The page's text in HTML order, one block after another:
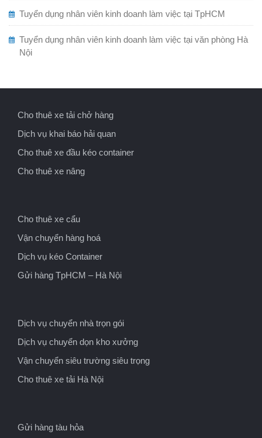
Tuyển dụng nhân viên kinh doanh làm việc tại TpHCM
Tuyển dụng nhân viên kinh doanh làm việc tại văn phòng Hà
Nội
Cho thuê xe tải chở hàng
Dịch vụ khai báo hải quan
Cho thuê xe đầu kéo container
Cho thuê xe nâng
Cho thuê xe cẩu
Vận chuyển hàng hoá
Dịch vụ kéo Container
Gửi hàng TpHCM – Hà Nội
Dịch vụ chuyển nhà trọn gói
Dịch vụ chuyển dọn kho xưởng
Vận chuyển siêu trường siêu trọng
Cho thuê xe tải Hà Nội
Gửi hàng tàu hỏa